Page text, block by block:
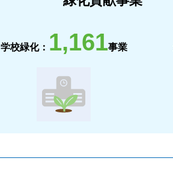
学校緑化： 1,161事業